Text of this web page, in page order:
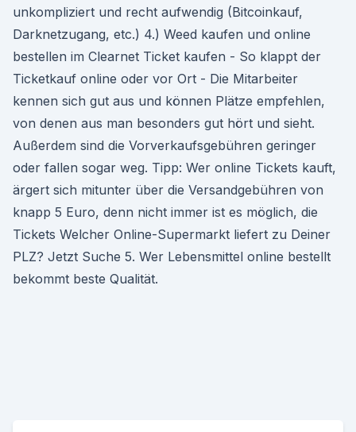
unkompliziert und recht aufwendig (Bitcoinkauf,
Darknetzugang, etc.) 4.) Weed kaufen und online
bestellen im Clearnet Ticket kaufen - So klappt der
Ticketkauf online oder vor Ort - Die Mitarbeiter
kennen sich gut aus und können Plätze empfehlen,
von denen aus man besonders gut hört und sieht.
Außerdem sind die Vorverkaufs­gebühren geringer
oder fallen sogar weg. Tipp: Wer online Tickets kauft,
ärgert sich mitunter über die Versand­gebühren von
knapp 5 Euro, denn nicht immer ist es möglich, die
Tickets Welcher Online-Supermarkt liefert zu Deiner
PLZ? Jetzt Suche 5. Wer Lebensmittel online bestellt
bekommt beste Qualität.